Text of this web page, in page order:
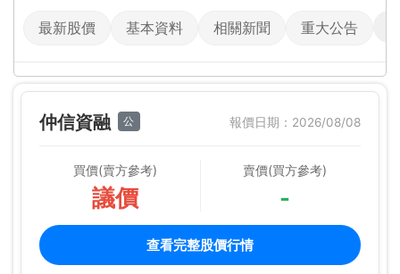
最新股價 基本資料 相關新聞 重大公告
仲信資融 公 報價日期：2026/08/08
買價(賣方參考)
議價
賣價(買方參考)
-
查看完整股價行情